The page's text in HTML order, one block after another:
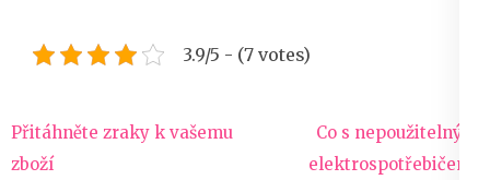
3.9/5 - (7 votes)
Navigace
pro
Přitáhněte zraky k vašemu
zboží
Co s nepoužitelným
elektrospotřebičem?